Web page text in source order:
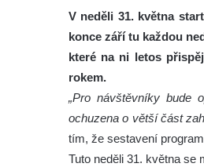
V neděli 31. května
konce září tu každou
které na ni letos
rokem.
„Pro návštěvníky bude
ochuzena o větší část
tím, že sestavení
Tuto neděli 31. května se